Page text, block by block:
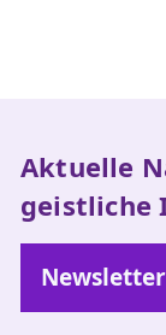
Aktuelle
geistliche